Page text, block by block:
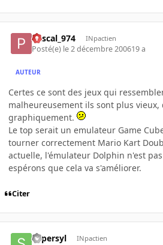
Pascal_974 INpactien
Posté(e) le 2 décembre 200619 a
AUTEUR
Certes ce sont des jeux qui
malheureusement ils sont plus vieux,
graphiquement.
Le top serait un emulateur Game
tourner correctement Mario Kart
actuelle, l'émulateur Dolphin n'est
espérons que cela va s'améliorer.
Citer
supersyl INpactien